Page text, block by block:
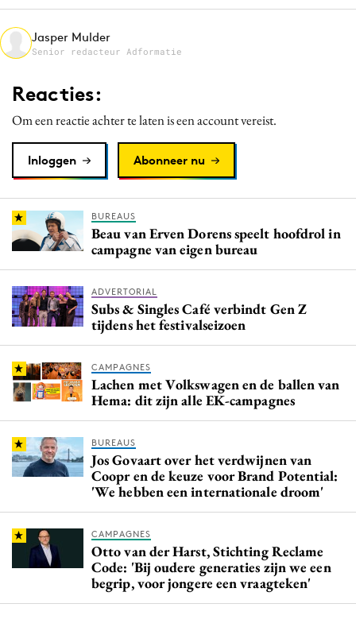
Merkstrategie
Programmatic
Purpose Marketing
Jasper Mulder
Senior redacteur Adformatie
Reacties:
Om een reactie achter te laten is een account vereist.
Inloggen Abonneer nu
BUREAUS
Beau van Erven Dorens speelt hoofdrol in
campagne van eigen bureau
ADVERTORIAL
Subs & Singles Café verbindt Gen Z
tijdens het festivalseizoen
CAMPAGNES
Lachen met Volkswagen en de ballen van
Hema: dit zijn alle EK-campagnes
BUREAUS
Jos Govaart over het verdwijnen van
Coopr en de keuze voor Brand Potential:
'We hebben een internationale droom'
CAMPAGNES
Otto van der Harst, Stichting Reclame
Code: 'Bij oudere generaties zijn we een
begrip, voor jongere een vraagteken'